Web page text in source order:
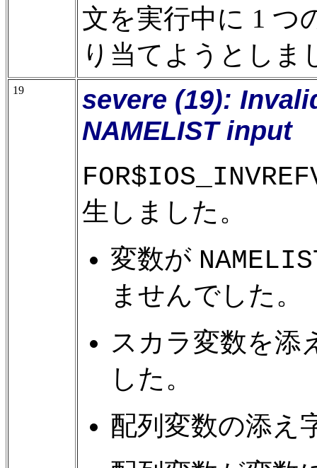
文を実行中に 1 つ
り当てようとしま
19
severe (19):
NAMELIST input
生しました。
変数が
ませんでした。
スカラ変数を添
した。
配列変数の添え